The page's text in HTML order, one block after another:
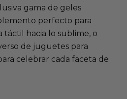
gama de geles
perfecto para
táctil hacia lo sublime, o
de juguetes para
celebrar cada faceta de